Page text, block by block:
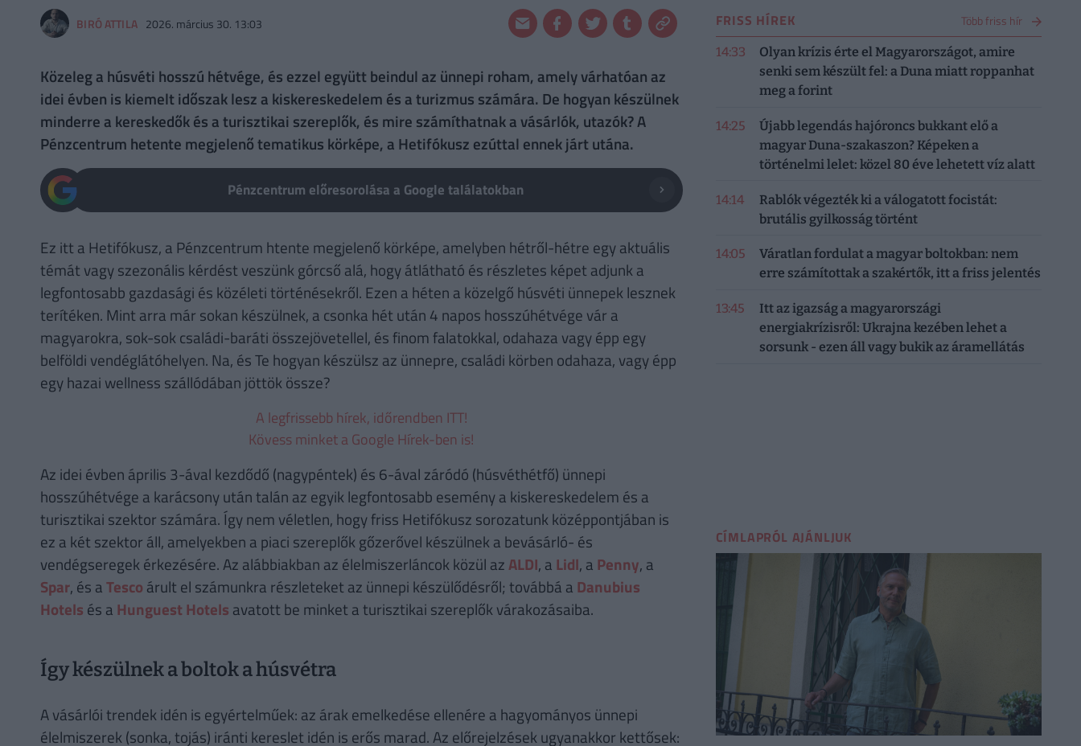
BIRÓ ATTILA 2026. március 30. 13:03
Közeleg a húsvéti hosszú hétvége, és ezzel együtt beindul az ünnepi roham, amely várhatóan az
idei évben is kiemelt időszak lesz a kiskereskedelem és a turizmus számára. De hogyan készülnek
minderre a kereskedők és a turisztikai szereplők, és mire számíthatnak a vásárlók, utazók? A
Pénzcentrum hetente megjelenő tematikus körképe, a Hetifókusz ezúttal ennek járt utána.
Pénzcentrum előresorolása a Google találatokban
Ez itt a Hetifókusz, a Pénzcentrum htente megjelenő körképe, amelyben hétről-hétre egy aktuális
témát vagy szezonális kérdést veszünk górcső alá, hogy átlátható és részletes képet adjunk a
legfontosabb gazdasági és közéleti történésekről. Ezen a héten a közelgő húsvéti ünnepek lesznek
terítéken. Mint arra már sokan készülnek, a csonka hét után 4 napos hosszúhétvége vár a
magyarokra, sok-sok családi-baráti összejövetellel, és finom falatokkal, odahaza vagy épp egy
belföldi vendéglátóhelyen. Na, és Te hogyan készülsz az ünnepre, családi körben odahaza, vagy épp
egy hazai wellness szállódában jöttök össze?
A legfrissebb hírek, időrendben ITT!
Kövess minket a Google Hírek-ben is!
Az idei évben április 3-ával kezdődő (nagypéntek) és 6-ával záródó (húsvéthétfő) ünnepi
hosszúhétvége a karácsony után talán az egyik legfontosabb esemény a kiskereskedelem és a
turisztikai szektor számára. Így nem véletlen, hogy friss Hetifókusz sorozatunk középpontjában is
ez a két szektor áll, amelyekben a piaci szereplők gőzerővel készülnek a bevásárló- és
vendégseregek érkezésére. Az alábbiakban az élelmiszerláncok közül azALDI, a Lidl, a Penny, a
Spar, és aTesco árult el számunkra részleteket az ünnepi készülődésről; továbbá a Danubius
Hotels és a Hunguest Hotels avatott be minket a turisztikai szereplők várakozásaiba.
Így készülnek a boltok a húsvétra
A vásárlói trendek idén is egyértelműek: az árak emelkedése ellenére a hagyományos ünnepi
élelmiszerek (sonka, tojás) iránti kereslet idén is erős marad. Az előrejelzések ugyanakkor kettősek:
FRISS HÍREK Több friss hír
14:33
Olyan krízis érte el Magyarországot, amire
senki sem készült fel: a Duna miatt roppanhat
meg a forint
14:25
Újabb legendás hajóroncs bukkant elő a
magyar Duna-szakaszon? Képeken a
történelmi lelet: közel 80 éve lehetett víz alatt
14:14
Rablók végezték ki a válogatott focistát:
brutális gyilkosság történt
14:05
Váratlan fordulat a magyar boltokban: nem
erre számítottak a szakértők, itt a friss jelentés
13:45
Itt az igazság a magyarországi
energiakrízisről: Ukrajna kezében lehet a
sorsunk - ezen áll vagy bukik az áramellátás
CÍMLAPRÓL AJÁNLJUK